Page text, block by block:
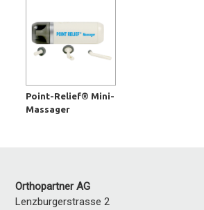
Point-Relief® Mini-
Massager
Orthopartner AG
Lenzburgerstrasse 2